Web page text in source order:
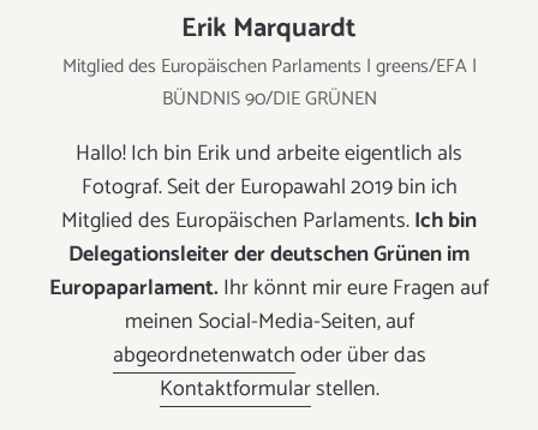
Erik Marquardt
Mitglied des Europäischen Parlaments | greens/EFA |
BÜNDNIS 90/DIE GRÜNEN
Hallo! Ich bin Erik und arbeite eigentlich als
Fotograf. Seit der Europawahl 2019 bin ich
Mitglied des Europäischen Parlaments.Ich bin
Delegationsleiter der deutschen Grünen im
Europaparlament. Ihr könnt mir eure Fragen auf
meinen Social-Media-Seiten, auf
abgeordnetenwatchoder über das
Kontaktformularstellen.